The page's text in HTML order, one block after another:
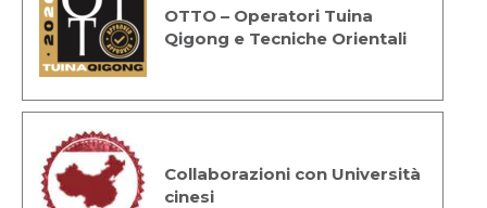
OTTO – Operatori Tuina
Qigong e Tecniche Orientali
Collaborazioni con Università
cinesi